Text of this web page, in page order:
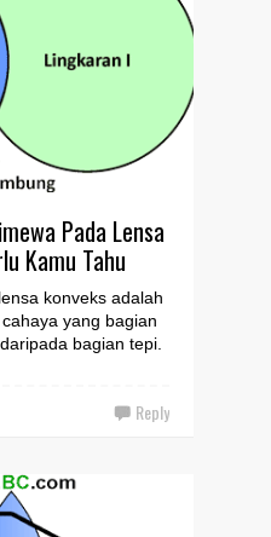
Pada Lensa
Kamu Tahu
konveks adalah
yang bagian
bagian tepi.
Reply